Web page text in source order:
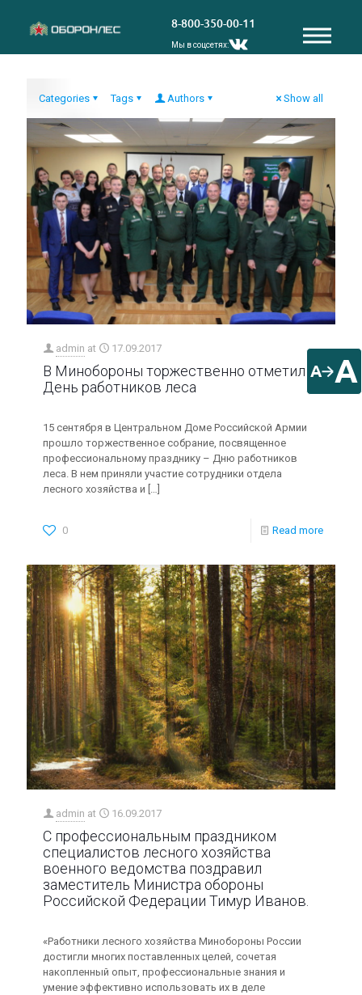
A A
8-800-350-00-11
Мы в соцсетях:
Categories Tags Authors Show all
admin at 17.09.2017
В Минобороны торжественно отметили
День работников леса
15 сентября в Центральном Доме Российской Армии
прошло торжественное собрание, посвященное
профессиональному празднику – Дню работников
леса. В нем приняли участие сотрудники отдела
лесного хозяйства и […]
0 Read more
admin at 16.09.2017
С профессиональным праздником
специалистов лесного хозяйства
военного ведомства поздравил
заместитель Министра обороны
Российской Федерации Тимур Иванов.
«Работники лесного хозяйства Минобороны России
достигли многих поставленных целей, сочетая
накопленный опыт, профессиональные знания и
умение эффективно использовать их в деле